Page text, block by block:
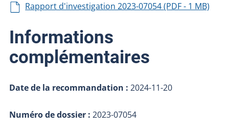
Rapport d'investigation 2023-07054 (PDF - 1 MB)
Informations
complémentaires
Date de la recommandation : 2024-11-20
Numéro de dossier : 2023-07054